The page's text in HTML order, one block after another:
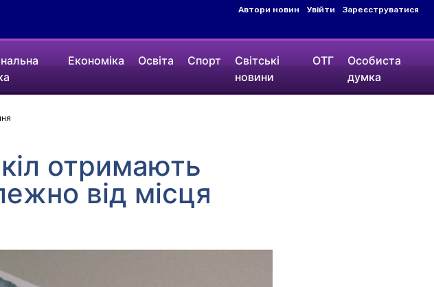
Автори новин Увійти Зареєструватися
Економіка Освіта Спорт
Світські
новини
ОТГ
Особиста
думка
отримають
від місця